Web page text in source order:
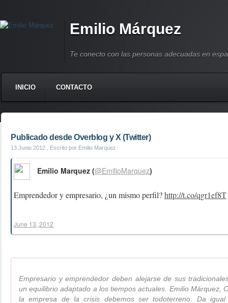
Emilio Márquez
Te conecto con las personas adecuadas en
INICIO CONTACTO
Publicado desde Overblog y X (Twitter)
13 Junio 2012 , Escrito por Emilio Marquez
Emprendedor y empresario, ¿un mismo perfil?http://t.co/qgr1ef8T
Emilio Marquez (@EmilioMarquez)
June 13, 2012
Empresario y emprendedor deben alejarse de sus
un equilibrio adaptado a los tiempos actuales. Emilio Márquez,
la empresa de la crisis debemos ser todoterreno. Da igual